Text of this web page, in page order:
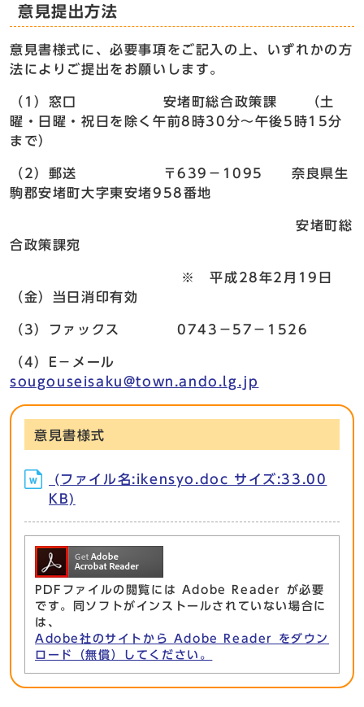
意見提出方法
意見書様式に、必要事項をご記入の上、いずれかの方
法によりご提出をお願いします。
（1）窓口 安堵町総合政策課 （土
曜・日曜・祝日を除く午前8時30分～午後5時15分
まで）
（2）郵送 〒639－1095 奈良県生
駒郡安堵町大字東安堵958番地
安堵町総
合政策課宛
※ 平成28年2月19日
（金）当日消印有効
（3）ファックス 0743－57－1526
（4）E－メール
sougouseisaku@town.ando.lg.jp
意見書様式
(ファイル名:ikensyo.doc サイズ:33.00
KB)
PDFファイルの閲覧には Adobe Reader が必要
です。同ソフトがインストールされていない場合に
は、
Adobe社のサイトから Adobe Reader をダウン
ロード（無償）してください。